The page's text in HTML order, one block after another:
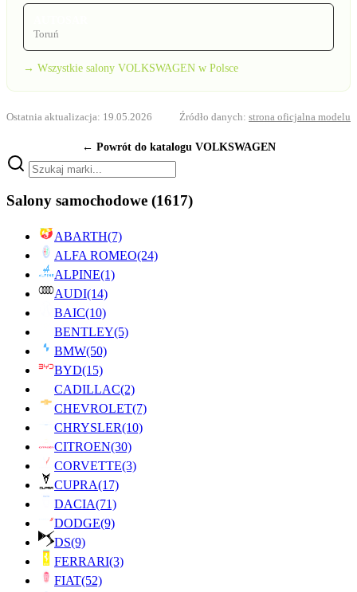
Toruń
→ Wszystkie salony VOLKSWAGEN w Polsce
Ostatnia aktualizacja: 19.05.2026 Źródło danych: strona oficjalna modelu
← Powrót do katalogu VOLKSWAGEN
Salony samochodowe (1617)
ABARTH(7)
ALFA ROMEO(24)
ALPINE(1)
AUDI(14)
BAIC(10)
BENTLEY(5)
BMW(50)
BYD(15)
CADILLAC(2)
CHEVROLET(7)
CHRYSLER(10)
CITROEN(30)
CORVETTE(3)
CUPRA(17)
DACIA(71)
DODGE(9)
DS(9)
FERRARI(3)
FIAT(52)